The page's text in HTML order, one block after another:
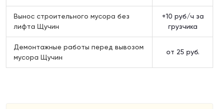
Вынос строительного мусора без
лифта Щучин
+10 руб/ч за
грузчика
Демонтажные работы перед вывозом
мусора Щучин
от 25 руб.